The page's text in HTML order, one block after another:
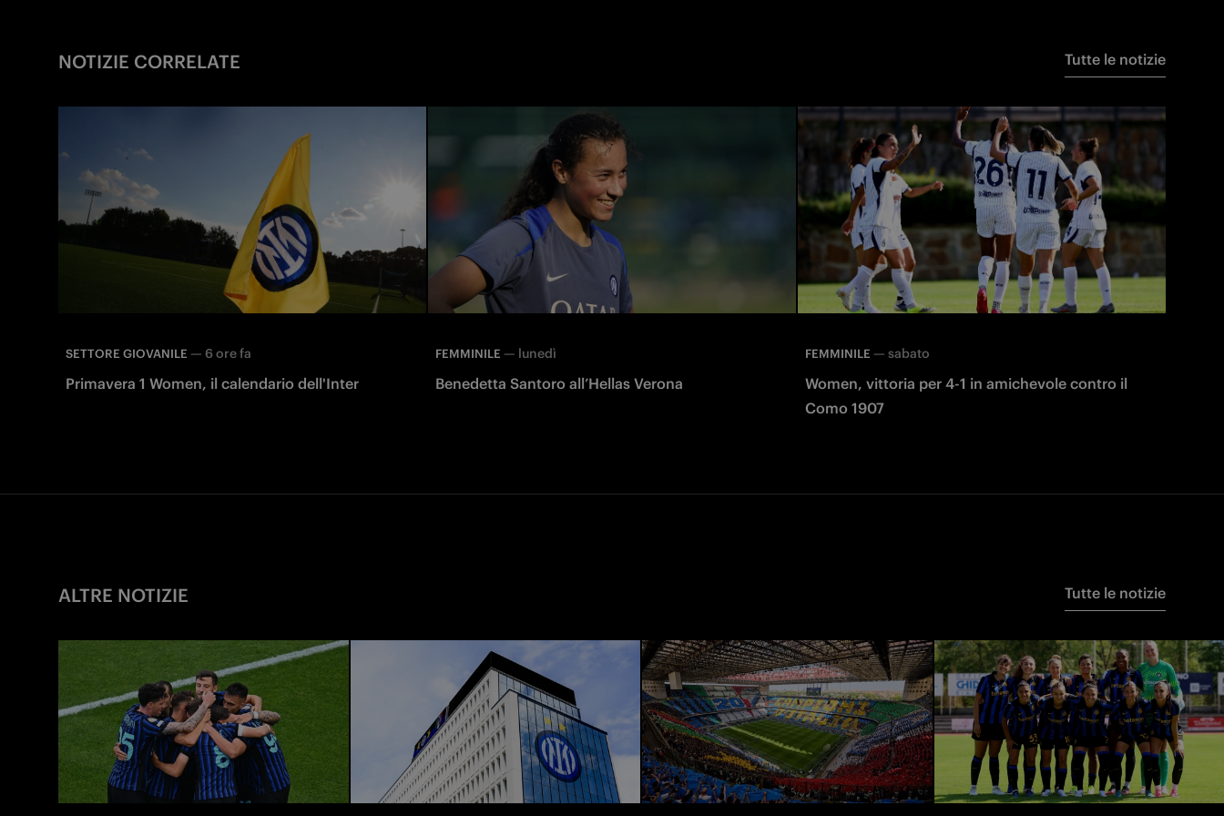
NOTIZIE CORRELATE Tutte le notizie
SETTORE GIOVANILE — 6 ore fa
Primavera 1 Women, il calendario dell'Inter
FEMMINILE — lunedì
Benedetta Santoro all’Hellas Verona
FEMMINILE — sabato
Women, vittoria per 4-1 in amichevole contro il
Como 1907
ALTRE NOTIZIE Tutte le notizie